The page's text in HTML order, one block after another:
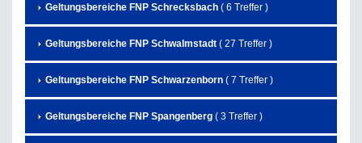
Geltungsbereiche FNP Schrecksbach ( 6 Treffer )
Geltungsbereiche FNP Schwalmstadt ( 27 Treffer )
Geltungsbereiche FNP Schwarzenborn ( 7 Treffer )
Geltungsbereiche FNP Spangenberg ( 3 Treffer )